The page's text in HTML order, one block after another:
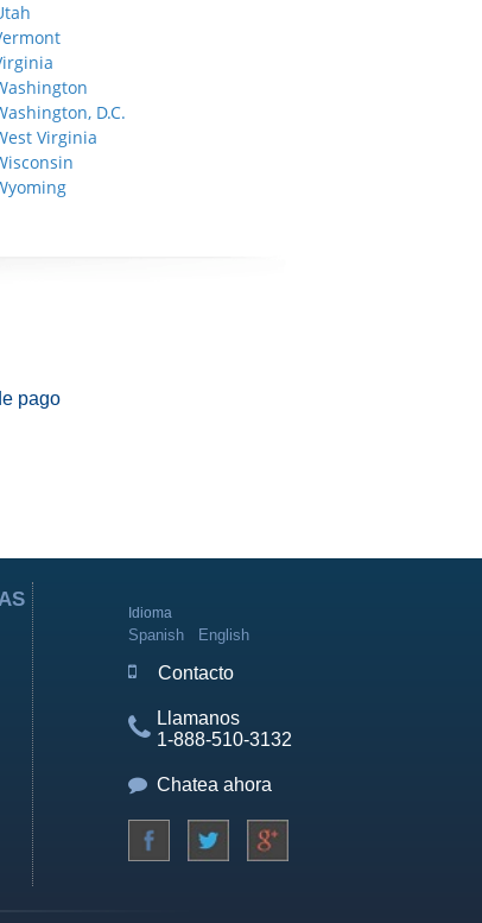
D.C.
Virginia
pago
Idioma
Spanish English
Contacto
Llamanos
1-888-510-3132
Chatea ahora